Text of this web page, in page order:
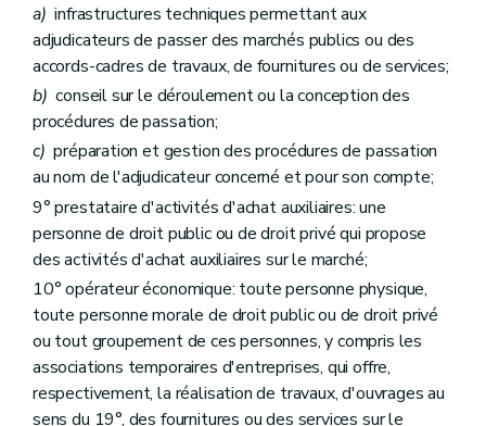
Art. 165
Art. 166
Titre 5 Dispositions finales, modificatives, abrogatoires et diverses
Chapitre 1
Dispositions diverses
Art. 167
Art. 168
Art. 168/1
Art. 169
Art. 170
Art. 171
Art. 172
Chapitre 2
Dispositions modificatives et abrogatoires
Art. 173
Art. 174
Art. 175
Art. 176
Art. 177
Art. 178
Art. 179
Art. 180
a) infrastructures techniques permettant aux
adjudicateurs de passer des marchés publics ou des
accords-cadres de travaux, de fournitures ou de services;
b) conseil sur le déroulement ou la conception des
procédures de passation;
c) préparation et gestion des procédures de passation
au nom de l'adjudicateur concerné et pour son compte;
9° prestataire d'activités d'achat auxiliaires: une
personne de droit public ou de droit privé qui propose
des activités d'achat auxiliaires sur le marché;
10° opérateur économique: toute personne physique,
toute personne morale de droit public ou de droit privé
ou tout groupement de ces personnes, y compris les
associations temporaires d'entreprises, qui offre,
respectivement, la réalisation de travaux, d'ouvrages au
sens du 19°, des fournitures ou des services sur le